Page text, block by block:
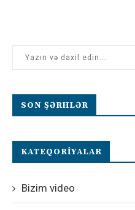
SON ŞƏRHLƏR
KATEQORIYALAR
Bizim video